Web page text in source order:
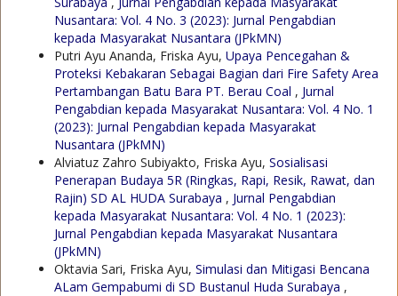
Nusantara: Vol. 4 No. 3 (2023): Jurnal Pengabdian
kepada Masyarakat Nusantara (JPkMN)
Putri Ayu Ananda, Friska Ayu, Upaya Pencegahan &
Proteksi Kebakaran Sebagai Bagian dari Fire Safety Area
Pertambangan Batu Bara PT. Berau Coal , Jurnal
Pengabdian kepada Masyarakat Nusantara: Vol. 4 No. 1
(2023): Jurnal Pengabdian kepada Masyarakat
Nusantara (JPkMN)
Alviatuz Zahro Subiyakto, Friska Ayu, Sosialisasi
Penerapan Budaya 5R (Ringkas, Rapi, Resik, Rawat, dan
Rajin) SD AL HUDA Surabaya , Jurnal Pengabdian
kepada Masyarakat Nusantara: Vol. 4 No. 1 (2023):
Jurnal Pengabdian kepada Masyarakat Nusantara
(JPkMN)
Oktavia Sari, Friska Ayu, Simulasi dan Mitigasi Bencana
ALam Gempabumi di SD Bustanul Huda Surabaya ,